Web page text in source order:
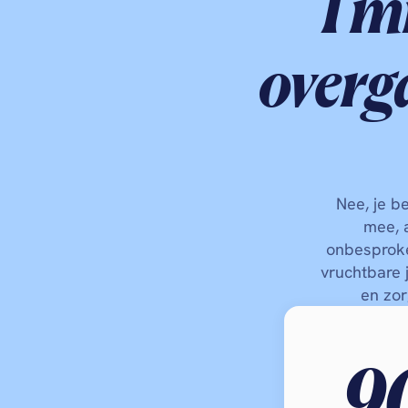
Nee, je
mee,
vruchtbare
en